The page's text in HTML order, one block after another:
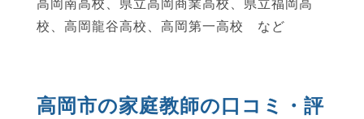
高岡南高校、県立高岡商業高校、県立福岡高
校、高岡龍谷高校、高岡第一高校 など
高岡市の家庭教師の口コミ・評